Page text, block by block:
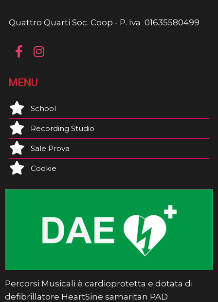
Quattro Quarti Soc. Coop - P. Iva 01635580499
MENU
School
Recording Studio
Sale Prova
Cookie
Percorsi Musicali è cardioprotetta e dotata di
defibrillatore HeartSine samaritan PAD